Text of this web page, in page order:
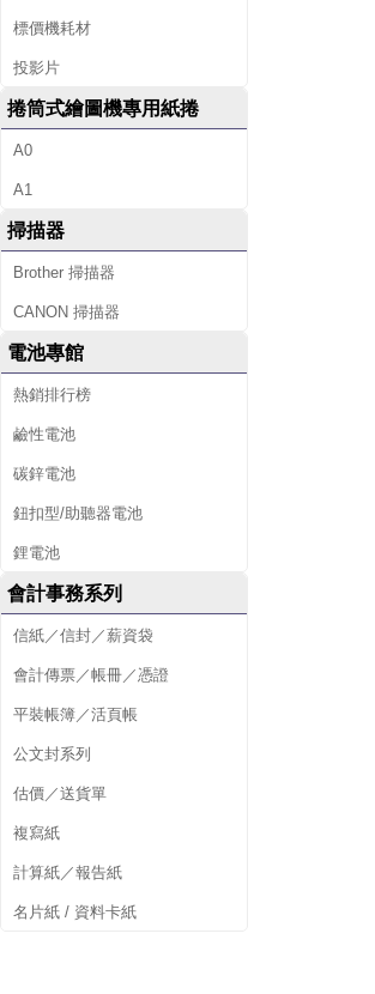
標價機耗材
投影片
捲筒式繪圖機專用紙捲
A0
A1
掃描器
Brother 掃描器
CANON 掃描器
電池專館
熱銷排行榜
鹼性電池
碳鋅電池
鈕扣型/助聽器電池
鋰電池
會計事務系列
信紙／信封／薪資袋
會計傳票／帳冊／憑證
平裝帳簿／活頁帳
公文封系列
估價／送貨單
複寫紙
計算紙／報告紙
名片紙 / 資料卡紙